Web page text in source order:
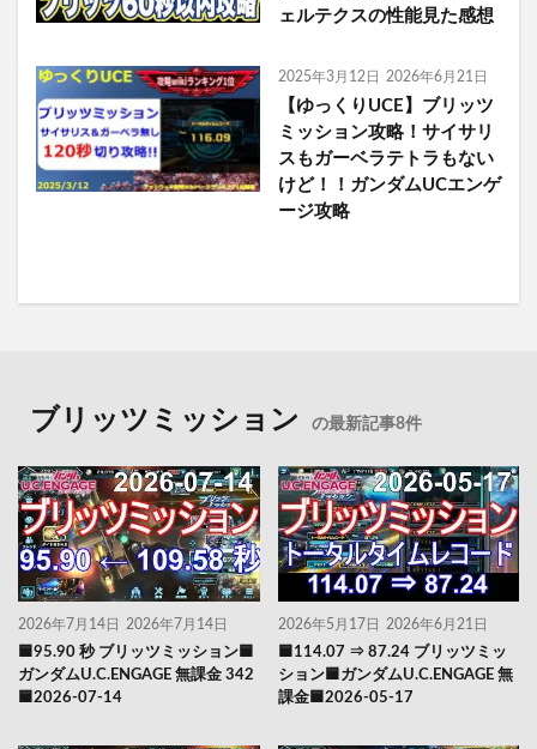
ェルテクスの性能見た感想
2025年3月12日 2026年6月21日
【ゆっくりUCE】ブリッツ
ミッション攻略！サイサリ
スもガーベラテトラもない
けど！！ガンダムUCエンゲ
ージ攻略
ブリッツミッション の最新記事8件
2026年7月14日 2026年7月14日
🟦95.90 秒 ブリッツミッション🟦
ガンダムU.C.ENGAGE 無課金 342
🟦2026-07-14
2026年5月17日 2026年6月21日
🟦114.07 ⇒ 87.24 ブリッツミッ
ション🟦ガンダムU.C.ENGAGE 無
課金🟦2026-05-17